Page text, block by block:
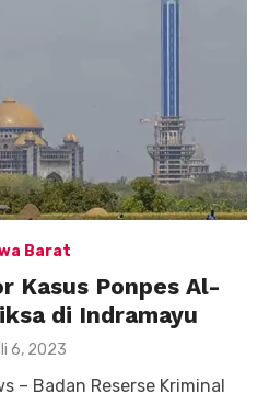
Barat
Kasus Ponpes Al-
di Indramayu
6, 2023
– Badan Reserse Kriminal